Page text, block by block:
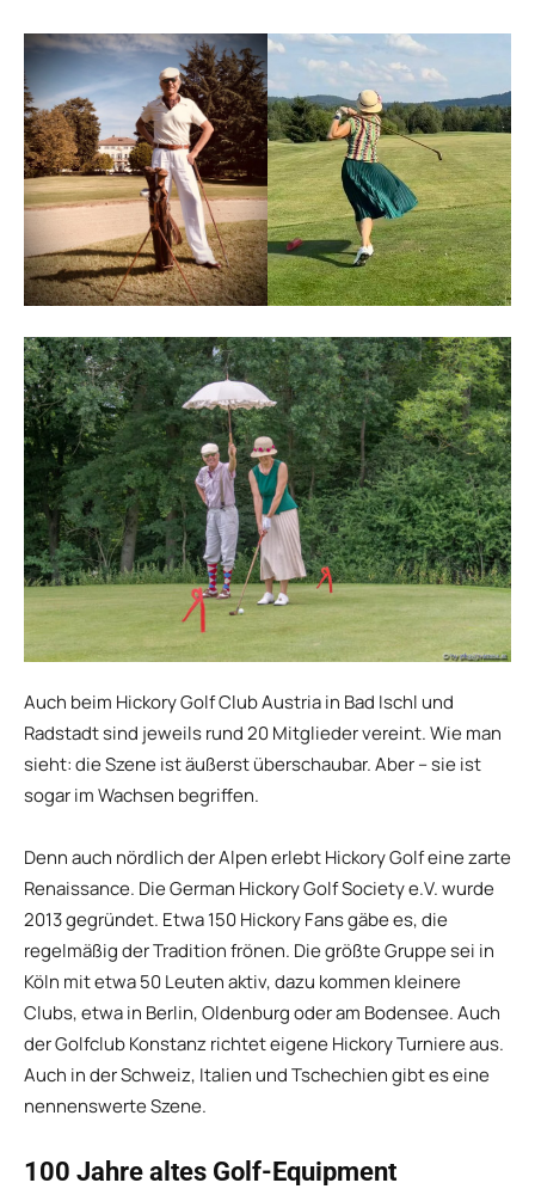
Auch beim Hickory Golf Club Austria in Bad Ischl und
Radstadt sind jeweils rund 20 Mitglieder vereint. Wie man
sieht: die Szene ist äußerst überschaubar. Aber – sie ist
sogar im Wachsen begriffen.
Denn auch nördlich der Alpen erlebt Hickory Golf eine zarte
Renaissance. Die German Hickory Golf Society e.V. wurde
2013 gegründet. Etwa 150 Hickory Fans gäbe es, die
regelmäßig der Tradition frönen. Die größte Gruppe sei in
Köln mit etwa 50 Leuten aktiv, dazu kommen kleinere
Clubs, etwa in Berlin, Oldenburg oder am Bodensee. Auch
der Golfclub Konstanz richtet eigene Hickory Turniere aus.
Auch in der Schweiz, Italien und Tschechien gibt es eine
nennenswerte Szene.
100 Jahre altes Golf-Equipment